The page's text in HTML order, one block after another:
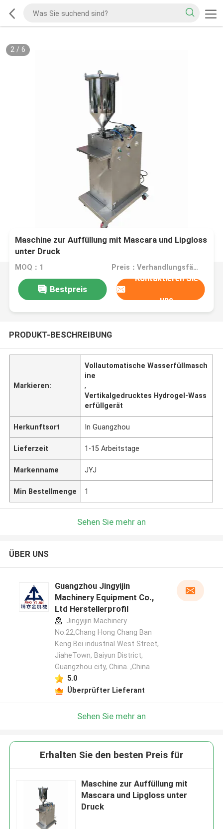
2/ 6
Maschine zur Auffüllung mit Mascara und Lipgloss
unter Druck
MOQ：1 Preis：Verhandlungsfähig
Bestpreis
Kontaktieren Sie
uns
PRODUKT-BESCHREIBUNG
Markieren:
Vollautomatische Wasserfüllmasch
ine
,
Vertikalgedrucktes Hydrogel-Wass
erfüllgerät
Herkunftsort In Guangzhou
Lieferzeit 1-15 Arbeitstage
Markenname JYJ
Min Bestellmenge 1
Sehen Sie mehr an
ÜBER UNS
Guangzhou Jingyijin
Machinery Equipment Co.,
Ltd Herstellerprofil
Jingyijin Machinery
No.22,Chang Hong Chang Ban
Keng Bei industrial West Street,
JiaheTown, Baiyun District,
Guangzhou city, China. ,China
5.0
Überprüfter Lieferant
Sehen Sie mehr an
Erhalten Sie den besten Preis für
Maschine zur Auffüllung mit
Mascara und Lipgloss unter
Druck